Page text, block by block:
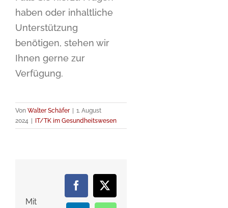
haben oder inhaltliche
Unterstützung
benötigen, stehen wir
Ihnen gerne zur
Verfügung.
Von Walter Schäfer
1. August
2024
IT/TK im Gesundheitswesen
Mit
Facebook
X